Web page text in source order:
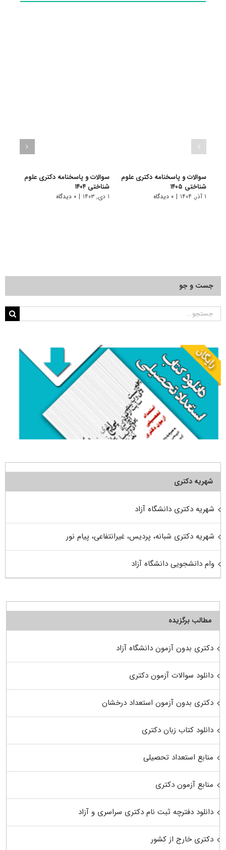
سوالات و پاسخنامه دکتری علوم
شناختی ۱۴۰۵
۱ آذر, ۱۴۰۴ | ۰ دیدگاه
سوالات و پاسخنامه دکتری علوم
شناختی ۱۴۰۴
۱ دی, ۱۴۰۳ | ۰ دیدگاه
جست و جو
جستجو
شهریه دکتری
شهریه دکتری دانشگاه آزاد
شهریه دکتری شبانه، پردیس، غیرانتفاعی، پیام نور
وام دانشجویی دانشگاه آزاد
مطالب برگزیده
دکتری بدون آزمون دانشگاه آزاد
دانلود سوالات آزمون دکتری
دکتری بدون آزمون استعداد درخشان
دانلود کتاب زبان دکتری
منابع استعداد تحصیلی
منابع آزمون دکتری
دانلود دفترچه ثبت نام دکتری سراسری و آزاد
دکتری خارج از کشور